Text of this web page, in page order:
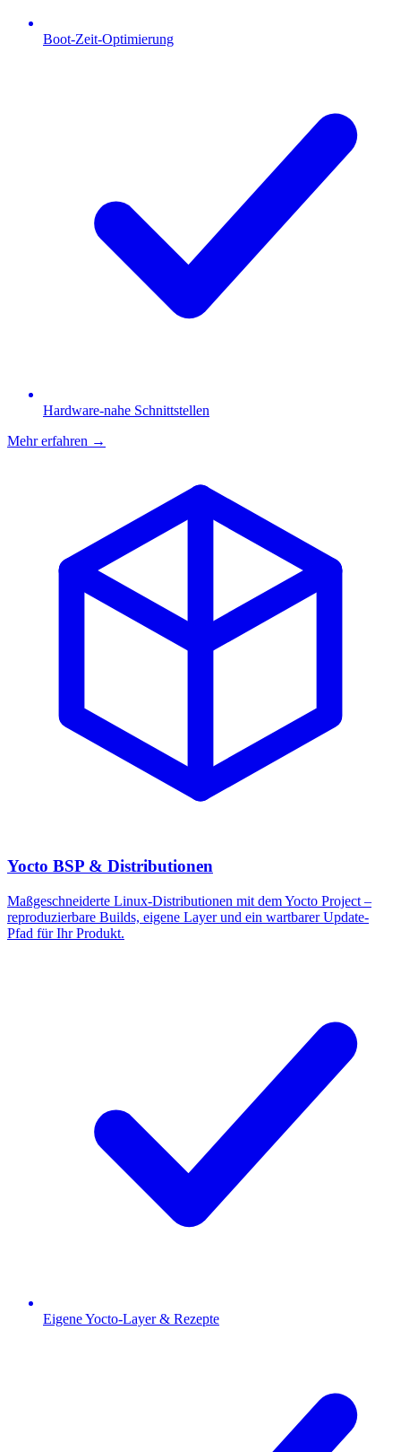
Boot-Zeit-Optimierung
Hardware-nahe Schnittstellen
Mehr erfahren →
Yocto BSP & Distributionen
Maßgeschneiderte Linux-Distributionen mit dem Yocto Project –
reproduzierbare Builds, eigene Layer und ein wartbarer Update-
Pfad für Ihr Produkt.
Eigene Yocto-Layer & Rezepte